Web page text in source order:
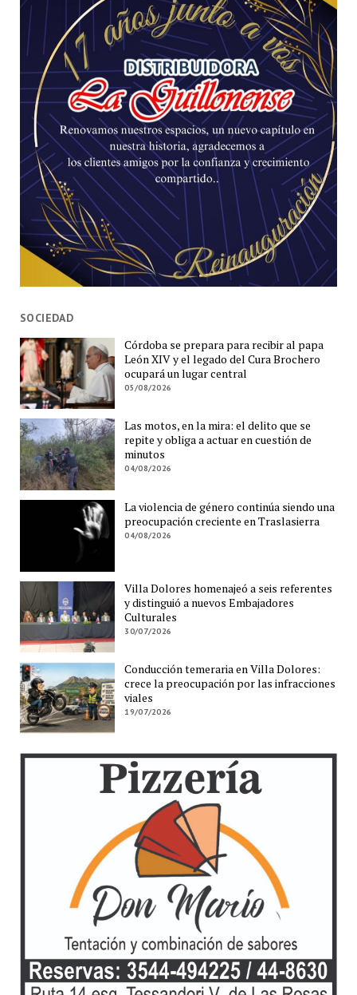
SOCIEDAD
Córdoba se prepara para recibir al papa
León XIV y el legado del Cura Brochero
ocupará un lugar central
05/08/2026
Las motos, en la mira: el delito que se
repite y obliga a actuar en cuestión de
minutos
04/08/2026
La violencia de género continúa siendo una
preocupación creciente en Traslasierra
04/08/2026
Villa Dolores homenajeó a seis referentes
y distinguió a nuevos Embajadores
Culturales
30/07/2026
Conducción temeraria en Villa Dolores:
crece la preocupación por las infracciones
viales
19/07/2026